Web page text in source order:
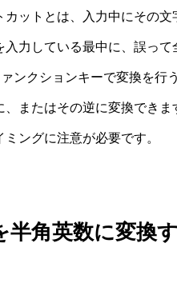
ットとは、入力中にその
力している最中に、誤っ
ンクションキーで変換を行
またはその逆に変換でき
ングに注意が必要です。
半角英数に変換